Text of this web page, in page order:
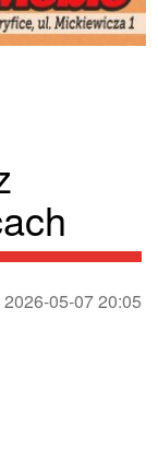
2026-05-07 20:05